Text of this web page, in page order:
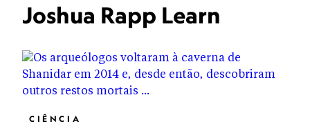
Joshua Rapp Learn
CIÊNCIA